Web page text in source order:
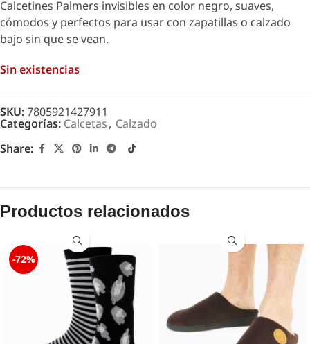
Calcetines Palmers invisibles en color negro, suaves,
cómodos y perfectos para usar con zapatillas o calzado
bajo sin que se vean.
Sin existencias
SKU:7805921427911
Categorías: Calcetas, Calzado
Share:
Productos relacionados
-72%